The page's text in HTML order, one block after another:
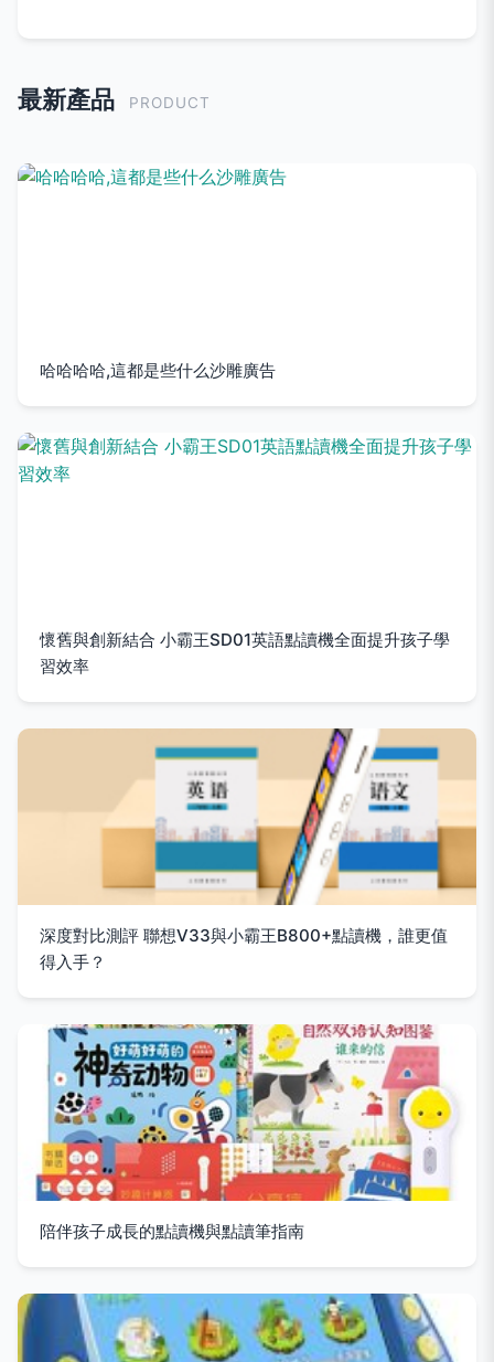
最新產品 PRODUCT
哈哈哈哈,這都是些什么沙雕廣告
懷舊與創新結合 小霸王SD01英語點讀機全面提升孩子學
習效率
深度對比測評 聯想V33與小霸王B800+點讀機，誰更值
得入手？
陪伴孩子成長的點讀機與點讀筆指南